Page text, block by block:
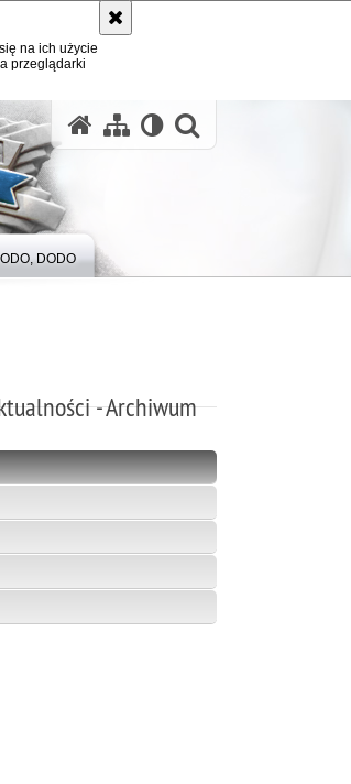
na ich użycie
przeglądarki
DODO
- Archiwum